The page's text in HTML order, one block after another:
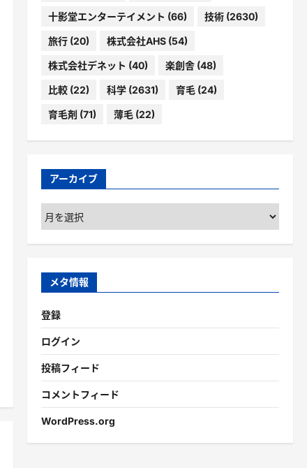
十影堂エンターテイメント (66) 技術(2630)
旅行(20) 株式会社AHS(54)
株式会社デネット (40) 楽創舎(48)
比較(22) 科学(2631) 育毛(24)
育毛剤 (71) 薄毛(22)
アーカイブ
ア
ー
カ
ブ
メタ情報
登録
ログイン
投稿フィード
コメントフィード
WordPress.org